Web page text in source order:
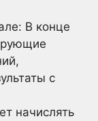
В конце
с
начислять